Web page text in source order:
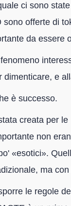
ci sono
offerte di
da essere
dimenticare, e
è successo.
creata per
non
«esotici».
ma
le regole